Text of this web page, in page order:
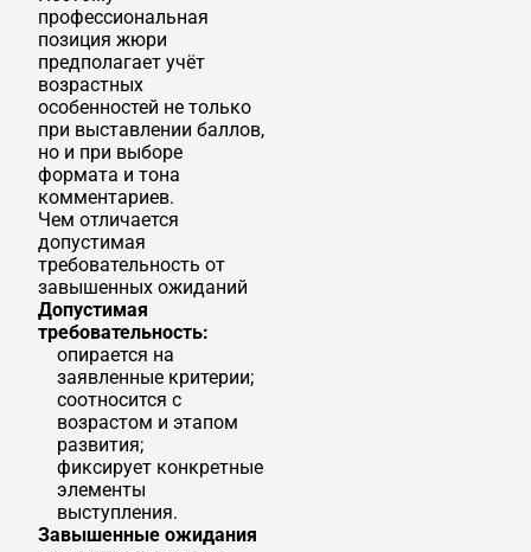
профессиональная
позиция жюри
предполагает учёт
возрастных
особенностей не только
при выставлении баллов,
но и при выборе
формата и тона
комментариев.
Чем отличается
допустимая
требовательность от
завышенных ожиданий
Допустимая
требовательность:
опирается на
заявленные критерии;
соотносится с
возрастом и этапом
развития;
фиксирует конкретные
элементы
выступления.
Завышенные ожидания